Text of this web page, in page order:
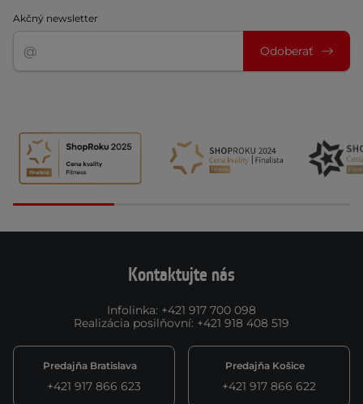
Akčný newsletter
Odoberať
Kontaktujte nás
Infolinka: +421 917 700 098
Realizácia posilňovní: +421 918 408 519
Predajňa Bratislava
+421 917 866 623
Predajňa Košice
+421 917 866 622